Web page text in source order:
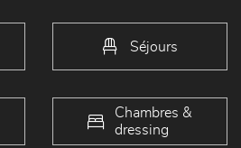
Séjours
Chambres &
dressing